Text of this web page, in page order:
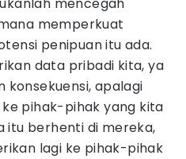
memperkuat
penipuan itu ada.
data pribadi kita, ya
konsekuensi, apalagi
pihak-pihak yang kita
itu berhenti di mereka,
lagi ke pihak-pihak